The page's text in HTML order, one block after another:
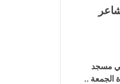
مسجد
الجمعة ..